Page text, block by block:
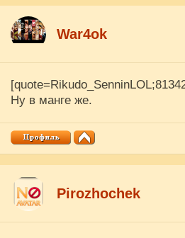
War4ok
Ну в манге же.
Pirozhochek